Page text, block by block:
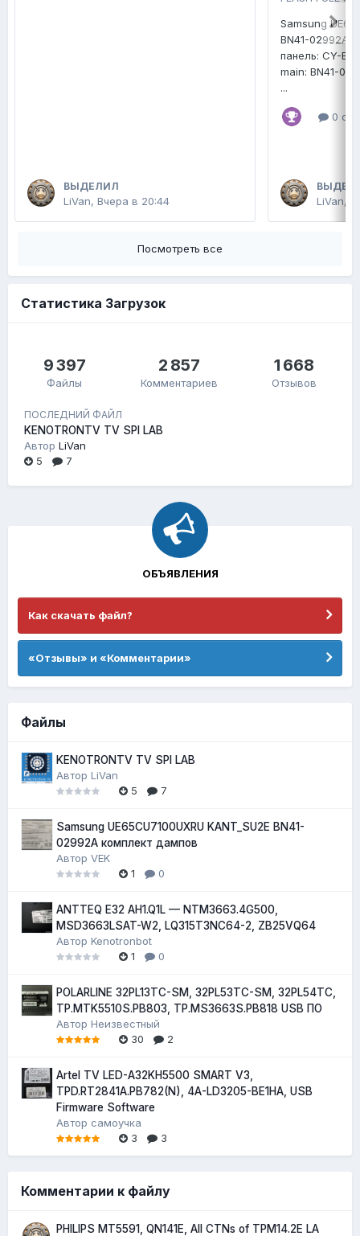
ВЫДЕЛИЛ
LiVan, Вчера в 20:44
Samsung
BN41-02992A
панель: CY-
main: BN41-
...
0
LiVan,
Посмотреть все
Статистика Загрузок
9 397
Файлы
2 857
Комментариев
1 668
Отзывов
ПОСЛЕДНИЙ ФАЙЛ
KENOTRONTV TV SPI LAB
Автор LiVan
5
7
ОБЪЯВЛЕНИЯ
Как скачать файл?
«Отзывы» и «Комментарии»
Файлы
KENOTRONTV TV SPI LAB
Автор LiVan
5
7
Samsung UE65CU7100UXRU KANT_SU2E BN41-
02992A комплект дампов
Автор VEK
1
0
ANTTEQ E32 AH1.Q1L — NTM3663.4G500,
MSD3663LSAT-W2, LQ315T3NC64-2, ZB25VQ64
Автор Kenotronbot
1
0
POLARLINE 32PL13TC-SM, 32PL53TC-SM, 32PL54TC,
TP.MTK5510S.PB803, TP.MS3663S.PB818 USB ПО
Автор Неизвестный
30
2
Artel TV LED-A32KH5500 SMART V3,
TPD.RT2841A.PB782(N), 4A-LD3205-BE1HA, USB
Firmware Software
Автор самоучка
3
3
Комментарии к файлу
PHILIPS MT5591, QN141E, All CTNs of TPM14.2E LA